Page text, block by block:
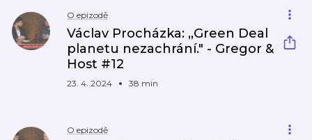
O epizodě
Václav Procházka: ,,Green Deal
planetu nezachrání." - Gregor &
Host #12
23. 4. 2024 38 min
O epizodě